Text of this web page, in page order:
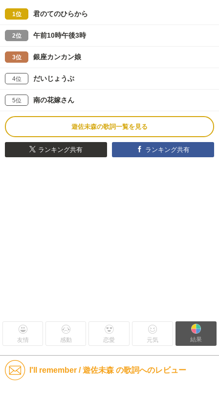
1位 君のてのひらから
2位 午前10時午後3時
3位 銀座カンカン娘
4位 だいじょうぶ
5位 南の花嫁さん
遊佐未森の歌詞一覧を見る
ランキング共有 ランキング共有
友情 感動 恋愛 元気 結果
I'll remember / 遊佐未森 の歌詞へのレビュー